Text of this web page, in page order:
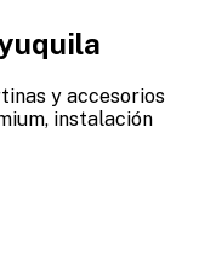
y accesorios
instalación